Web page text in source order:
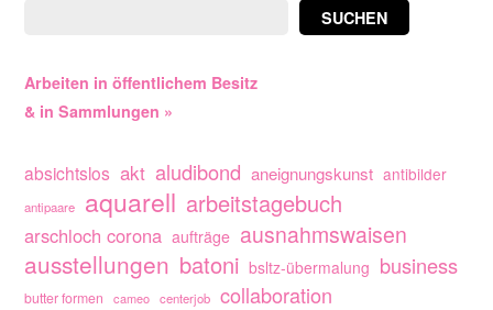
SUCHEN
Arbeiten in öffentlichem Besitz
& in Sammlungen »
absichtslos akt aludibond aneignungskunst antibilder
antipaare aquarell arbeitstagebuch
arschloch corona aufträge ausnahmswaisen
ausstellungen batoni bsltz-übermalung business
butter formen cameo centerjob collaboration